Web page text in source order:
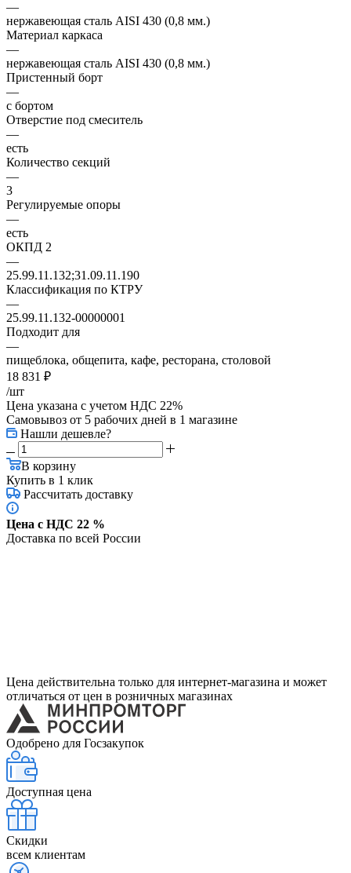
—
нержавеющая сталь AISI 430 (0,8 мм.)
Материал каркаса
—
нержавеющая сталь AISI 430 (0,8 мм.)
Пристенный борт
—
с бортом
Отверстие под смеситель
—
есть
Количество секций
—
3
Регулируемые опоры
—
есть
ОКПД 2
—
25.99.11.132;31.09.11.190
Классификация по КТРУ
—
25.99.11.132-00000001
Подходит для
—
пищеблока, общепита, кафе, ресторана, столовой
18 831 ₽
/шт
Цена указана с учетом НДС 22%
Самовывоз от 5 рабочих дней в 1 магазине
Нашли дешевле?
В корзину
Купить в 1 клик
Рассчитать доставку
Цена с НДС 22 %
Доставка по всей России
Цена действительна только для интернет-магазина и может
отличаться от цен в розничных магазинах
Одобрено для Госзакупок
Доступная цена
Скидки
всем клиентам